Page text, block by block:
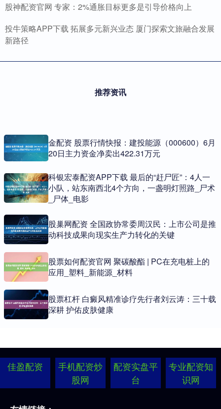
股神配资官网 专家：2%通胀目标更多是引导价格向上
投牛策略APP下载 拓展多元新兴业态 厦门探索文旅融合发展
新路径
推荐资讯
金配资 股票行情快报：建投能源（000600）6月
20日主力资金净卖出422.31万元
科银宏泰配资APP下载 最后的“赶尸匠”：4人一
小队，站东南西北4个方向，一盏明灯照路_尸术
_尸体_电影
股巢网配资 全国政协常委周汉民：上市公司是推
动科技成果向现实生产力转化的关键
股票如何配资官网 聚碳酸酯 | PC在充电桩上的
应用_塑料_新能源_材料
股票杠杆 白癜风精准诊疗先行者刘云涛：三十载
深耕 护佑皮肤健康
佳盈配资
手机配资炒
股网
配资实盘平
台
专业配资知
识网